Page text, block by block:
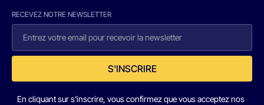
RECEVEZ NOTRE NEWSLETTER
S'INSCRIRE
En cliquant sur s'inscrire, vous confirmez que vous acceptez nos